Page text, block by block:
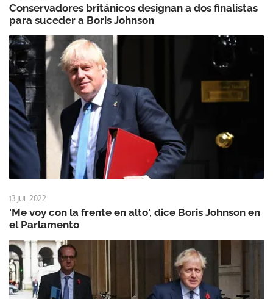
Conservadores británicos designan a dos finalistas
para suceder a Boris Johnson
13 JUL 2022
'Me voy con la frente en alto', dice Boris Johnson en
el Parlamento